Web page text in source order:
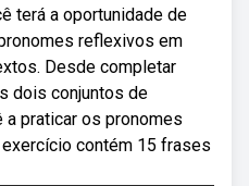
terá a oportunidade de
reflexivos em
Desde completar
dois conjuntos de
a praticar os pronomes
contém 15 frases